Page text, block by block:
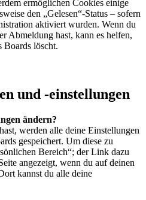
ermöglichen Cookies einige
den „Gelesen“-Status – sofern
aktiviert wurden. Wenn du
Abmeldung hast, kann es helfen,
Boards löscht.
und -einstellungen
ändern?
werden alle deine Einstellungen
gespeichert. Um diese zu
Bereich“; der Link dazu
angezeigt, wenn du auf deinen
kannst du alle deine